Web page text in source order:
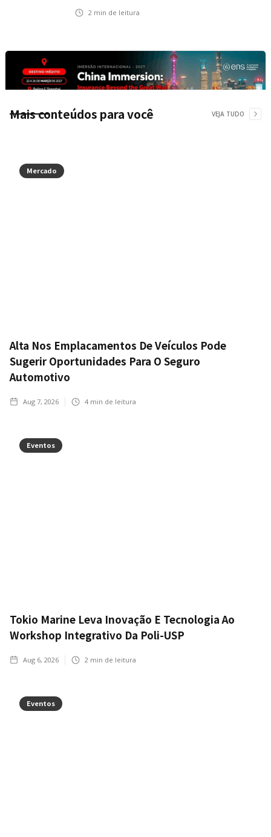
veículos elétricos da Bradesco Seguros
2 min de leitura
Mais conteúdos para você VEJA TUDO
Mercado
Alta Nos Emplacamentos De Veículos Pode
Sugerir Oportunidades Para O Seguro
Automotivo
Aug 7, 2026 4 min de leitura
Eventos
Tokio Marine Leva Inovação E Tecnologia Ao
Workshop Integrativo Da Poli-USP
Aug 6, 2026 2 min de leitura
Eventos